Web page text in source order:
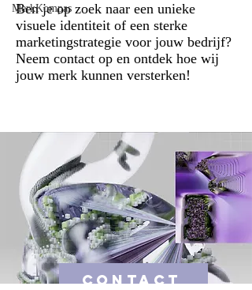
MerkKompas
Ben je op zoek naar een unieke
visuele identiteit of een sterke
marketingstrategie voor jouw bedrijf?
Neem contact op en ontdek hoe wij
jouw merk kunnen versterken!
CONTACT